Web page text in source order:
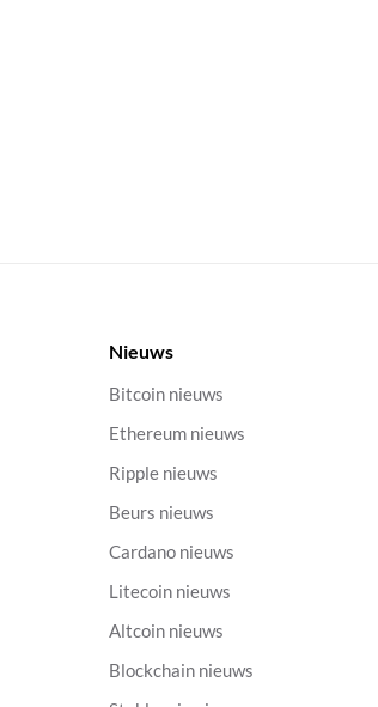
Nieuws
Bitcoin nieuws
Ethereum nieuws
Ripple nieuws
Beurs nieuws
Cardano nieuws
Litecoin nieuws
Altcoin nieuws
Blockchain nieuws